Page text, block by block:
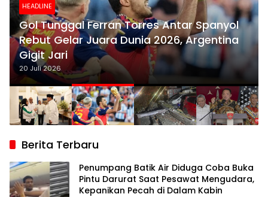
HEADLINE
Gol Tunggal Ferran Torres Antar Spanyol
Rebut Gelar Juara Dunia 2026, Argentina
Gigit Jari
20 Juli 2026
Berita Terbaru
Penumpang Batik Air Diduga Coba Buka
Pintu Darurat Saat Pesawat Mengudara,
Kepanikan Pecah di Dalam Kabin